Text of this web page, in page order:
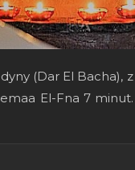
(Dar El
El-Fna 7